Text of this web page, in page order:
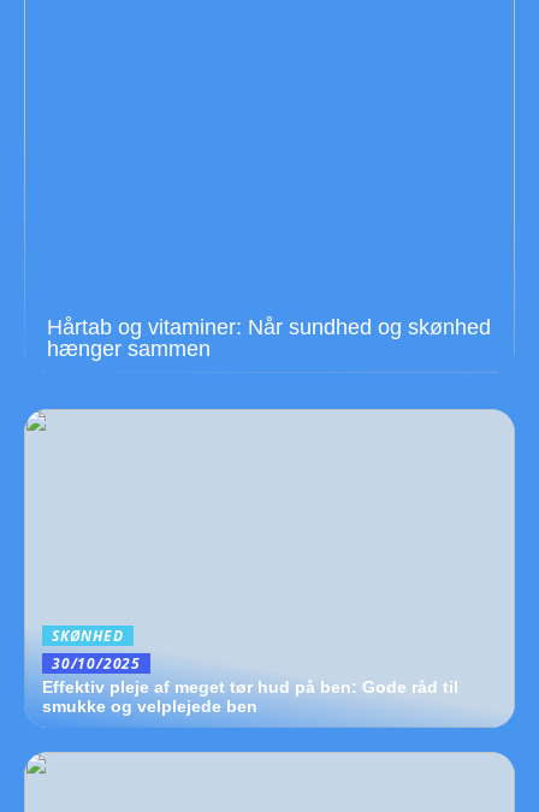
Hårtab og vitaminer: Når sundhed og skønhed
hænger sammen
SKØNHED
30/10/2025
Effektiv pleje af meget tør hud på ben: Gode råd til
smukke og velplejede ben